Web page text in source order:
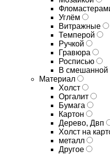
Углём
Витражные
Темперой
Ручкой
Гравюра
Росписью
В смешанной
Материал
Холст
Оргалит
Бумага
Картон
Дерево, Двп
Холст на
металл
Другое